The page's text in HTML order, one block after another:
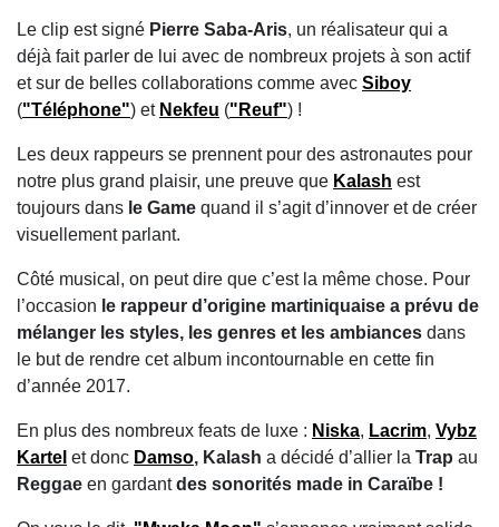
Le clip est signé Pierre Saba-Aris, un réalisateur qui a
déjà fait parler de lui avec de nombreux projets à son actif
et sur de belles collaborations comme avec Siboy
("Téléphone") et Nekfeu ("Reuf") !
Les deux rappeurs se prennent pour des astronautes pour
notre plus grand plaisir, une preuve que Kalash est
toujours dans le Game quand il s’agit d’innover et de créer
visuellement parlant.
Côté musical, on peut dire que c’est la même chose. Pour
l’occasion le rappeur d’origine martiniquaise a prévu de
mélanger les styles, les genres et les ambiances dans
le but de rendre cet album incontournable en cette fin
d’année 2017.
En plus des nombreux feats de luxe : Niska, Lacrim, Vybz
Kartel et donc Damso, Kalash a décidé d’allier la Trap au
Reggae en gardantdes sonorités made in Caraïbe !